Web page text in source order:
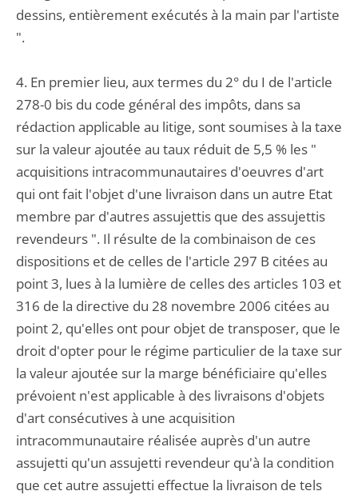
dessins, entièrement exécutés à la main par l'artiste
".
4. En premier lieu, aux termes du 2° du I de l'article
278-0 bis du code général des impôts, dans sa
rédaction applicable au litige, sont soumises à la taxe
sur la valeur ajoutée au taux réduit de 5,5 % les "
acquisitions intracommunautaires d'oeuvres d'art
qui ont fait l'objet d'une livraison dans un autre Etat
membre par d'autres assujettis que des assujettis
revendeurs ". Il résulte de la combinaison de ces
dispositions et de celles de l'article 297 B citées au
point 3, lues à la lumière de celles des articles 103 et
316 de la directive du 28 novembre 2006 citées au
point 2, qu'elles ont pour objet de transposer, que le
droit d'opter pour le régime particulier de la taxe sur
la valeur ajoutée sur la marge bénéficiaire qu'elles
prévoient n'est applicable à des livraisons d'objets
d'art consécutives à une acquisition
intracommunautaire réalisée auprès d'un autre
assujetti qu'un assujetti revendeur qu'à la condition
que cet autre assujetti effectue la livraison de tels